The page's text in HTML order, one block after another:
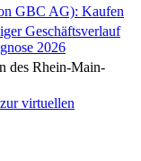
GBC AG): Kaufen
Geschäftsverlauf
2026
des Rhein-Main-
virtuellen